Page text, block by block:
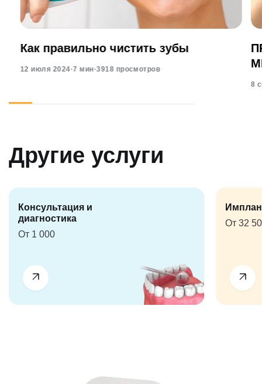
Как правильно чистить зубы
12 июля 2024·7 мин·3918 просмотров
8
Другие услуги
Консультация и
диагностика
От 1 000
От 32